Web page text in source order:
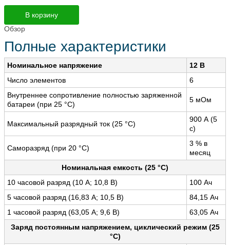
В корзину
Обзор
Полные характеристики
Номинальное напряжение
12 B
Число элементов
6
Внутреннее сопротивление полностью заряженной
батареи (при 25 °С)
5 мОм
Максимальный разрядный ток (25 °С)
900 А (5
с)
Саморазряд (при 20 °С)
3 % в
месяц
Номинальная емкость (25 °С)
10 часовой разряд (10 А; 10,8 В)
100 Ач
5 часовой разряд (16,83 А; 10,5 В)
84,15 Ач
1 часовой разряд (63,05 А; 9,6 В)
63,05 Ач
Заряд постоянным напряжением, циклический режим (25
°С)